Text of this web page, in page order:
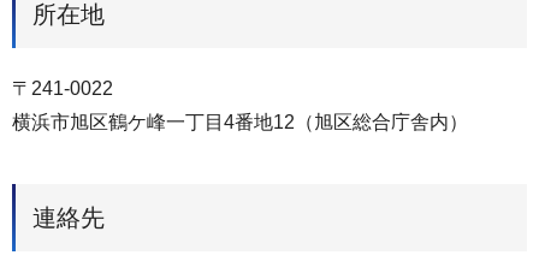
所在地
〒241-0022
横浜市旭区鶴ケ峰一丁目4番地12（旭区総合庁舎内）
連絡先